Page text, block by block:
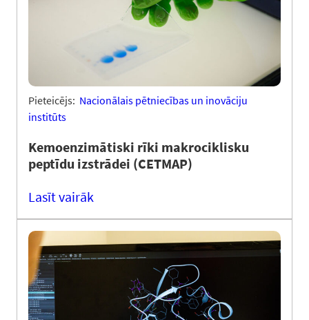
Pieteicējs: Nacionālais pētniecības un inovāciju
institūts
Kemoenzimātiski rīki makrociklisku
peptīdu izstrādei (CETMAP)
Lasīt vairāk